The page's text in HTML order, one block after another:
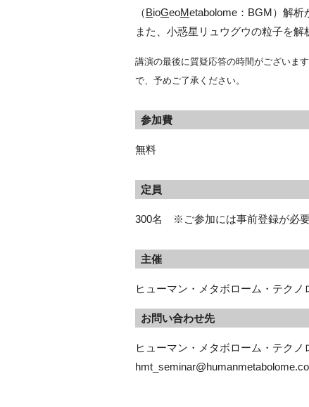
（BioGeoMetabolome：BGM）解析
また、小惑星リュウグウの粒子を解
講演の最後に質疑応答の時間がございま
で、予めご了承ください。
参加費
無料
定員
300名 ※ご参加には事前登録が必要
主催
ヒューマン・メタボローム・テクノ
お問い合わせ先
ヒューマン・メタボローム・テク